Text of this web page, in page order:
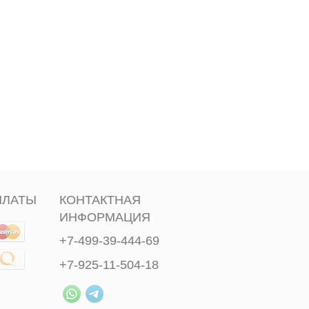
КОНТАКТНАЯ
ИНФОРМАЦИЯ
+7-499-39-444-69
+7-925-11-504-18